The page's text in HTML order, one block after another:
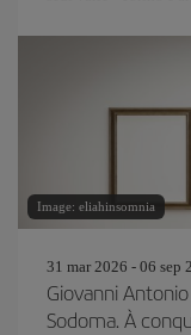
Image: eliahinsomnia
31 mar 2026 - 06 sep
Giovanni
Sodoma. À